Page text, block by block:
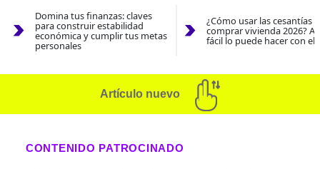
Domina tus finanzas: claves
para construir estabilidad
económica y cumplir tus metas
personales
¿Cómo usar las cesantías
comprar vivienda 2026?
fácil lo puede hacer con el
Artículo nuevo
CONTENIDO PATROCINADO